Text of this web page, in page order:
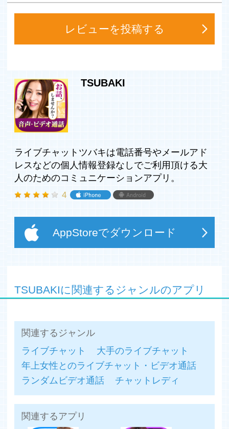
間や、家事を終えたひと時の夜にお楽しみ頂けます。
ビデオ通話では、いわゆるサクラや業者と呼ばれるユーザ
◆◆好みの相手を指定できる◆◆
好みの相手を、地域別・年齢別・ログイン順・新人順で絞
るなど、多彩な検索機能を使って探す事ができます。もち
◆◆サクラ徹底排除宣言◆◆
TSUBAKIは、いわゆる「サクラ」と呼ばれる業者を徹底
リ内からブロックしたユーザーの存在を消すことも可能で
す。
れ、アカウント停止等の対応を行なわせて頂きます。
サポート経験豊富なスタッフが、24時間365日丁寧に
TSUBAKIライフをサポートさせて頂きます。お問い合わ
せを行なうことが出来ますので、ご安心してご利用頂けま
す。
◆◆動作環境◆◆
・iOS8.0以上
◆◆ご利用にあたって◆◆
レビューを投稿する
TSUBAKI
ライブチャットツバキは電話番号やメールアド
レスなどの個人情報登録なしでご利用頂ける大
人のためのコミュニケーションアプリ。
4
AppStoreでダウンロード
TSUBAKIに関連するジャンルのアプリ
関連するジャンル
ライブチャット
大手のライブチャット
年上女性とのライブチャット・ビデオ通話
ランダムビデオ通話
チャットレディ
関連するアプリ